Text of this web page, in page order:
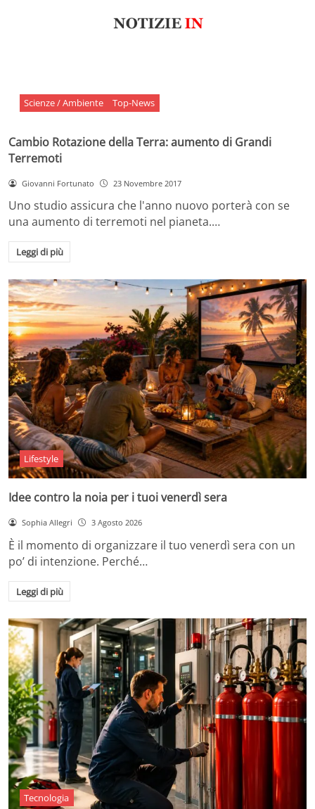
Scienze / Ambiente Top-News
Cambio Rotazione della Terra: aumento di Grandi
Terremoti
Giovanni Fortunato 23 Novembre 2017
Uno studio assicura che l'anno nuovo porterà con se
una aumento di terremoti nel pianeta.…
Leggi di più
Lifestyle
Idee contro la noia per i tuoi venerdì sera
Sophia Allegri 3 Agosto 2026
È il momento di organizzare il tuo venerdì sera con un
po’ di intenzione. Perché…
Leggi di più
Tecnologia